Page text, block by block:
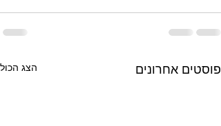
פוסטים אחרונים הצג הכול